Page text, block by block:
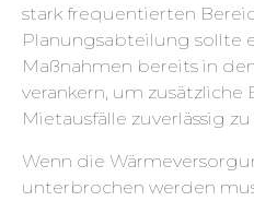
stark frequentierten
Planungsabteilung sollte
Maßnahmen bereits in
verankern, um zusätzliche
Mietausfälle zuverlässig
Wenn die
unterbrochen werden